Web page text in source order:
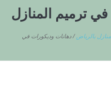
ترميم المنازل
بالرياض /دهانات وديكورات في